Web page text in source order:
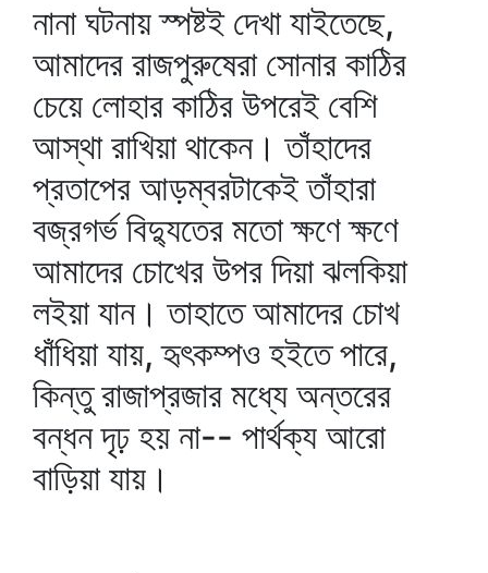
নানা ঘটনায় স্পষ্টই দেখা যাইতেছে,
আমাদের রাজপুরুষেরা সোনার কাঠির
চেয়ে লোহার কাঠির উপরেই বেশি
আস্থা রাখিয়া থাকেন। তাঁহাদের
প্রতাপের আড়ম্বরটাকেই তাঁহারা
বজ্রগর্ভ বিদ্যুতের মতো ক্ষণে ক্ষণে
আমাদের চোখের উপর দিয়া ঝলকিয়া
লইয়া যান। তাহাতে আমাদের চোখ
ধাঁধিয়া যায়, হৃৎকম্পও হইতে পারে,
কিন্তু রাজাপ্রজার মধ্যে অন্তরের
বন্ধন দৃঢ় হয় না-- পার্থক্য আরো
বাড়িয়া যায়।